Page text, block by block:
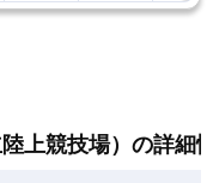
上競技場）の詳細